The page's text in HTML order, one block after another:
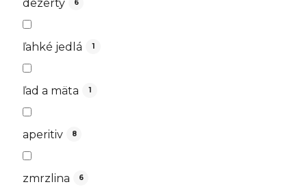
dezerty 6
ľahké jedlá 1
ľad a mäta 1
aperitiv 8
zmrzlina 6